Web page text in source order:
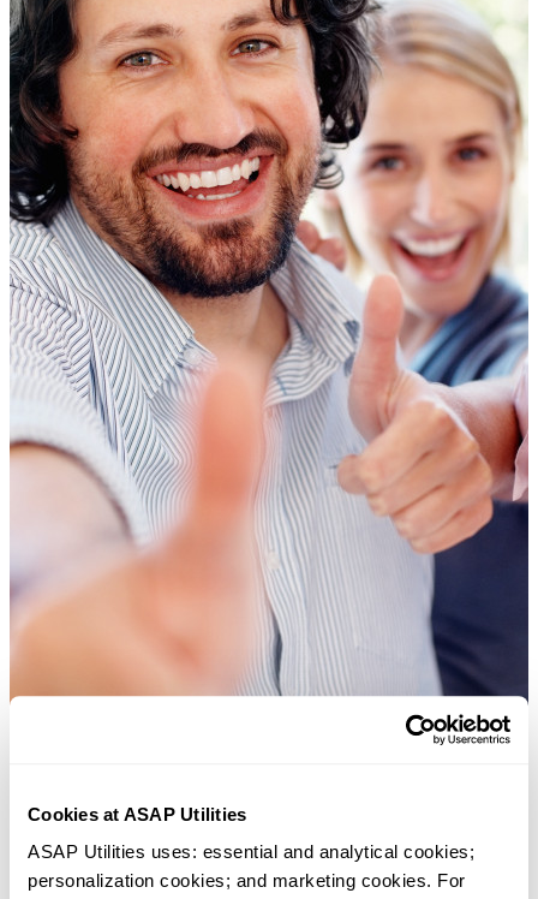
Cookies at ASAP Utilities
ASAP Utilities uses: essential and analytical cookies;
personalization cookies; and marketing cookies. For
Ferramentas práticas que muitos usuários do Excel gostariam de ter
Excel.